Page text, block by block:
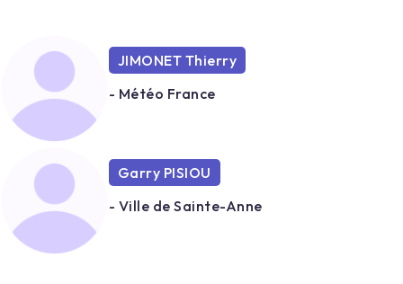
JIMONET Thierry
- Météo France
Garry PISIOU
- Ville de Sainte-Anne